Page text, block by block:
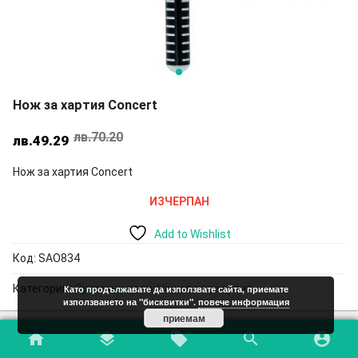
home layers local_offer search account_circle
Нож за хартия Concert
лв.70.20Original
was:
лв.49.29
Текущата
е:
Нож за хартия Concert
ИЗЧЕРПАН
Add to Wishlist
Код: SAO834
Категории:Луксозни идеи,Ножове за хартия
Като продължавате да използвате сайта, приемате
използването на "бисквитки". повече информация
приемам